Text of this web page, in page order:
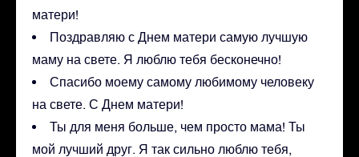
матери!
Поздравляю с Днем матери самую лучшую
маму на свете. Я люблю тебя бесконечно!
Спасибо моему самому любимому человеку
на свете. С Днем матери!
Ты для меня больше, чем просто мама! Ты
мой лучший друг. Я так сильно люблю тебя,